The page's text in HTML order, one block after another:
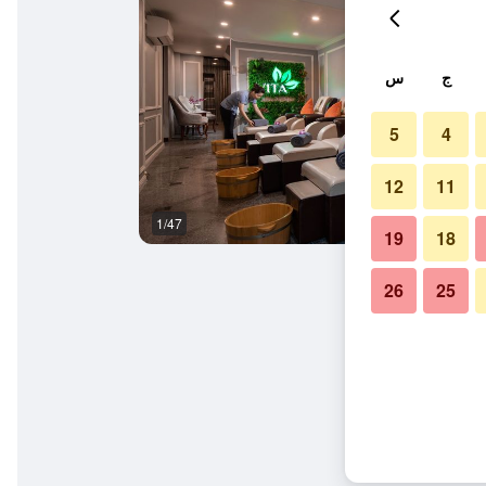
1/47
ج س
4
5
11
12
18
19
25
26